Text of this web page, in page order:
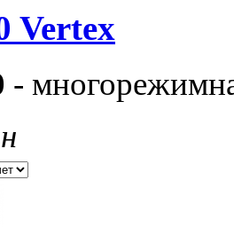
Vertex
-